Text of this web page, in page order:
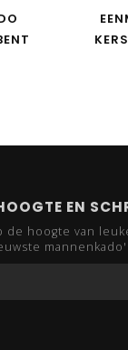
EN
de hoogte van